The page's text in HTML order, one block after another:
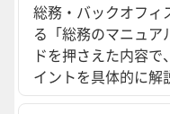
総務・バックオフィ
る「総務のマニュ
ドを押さえた内容
イントを具体的に解